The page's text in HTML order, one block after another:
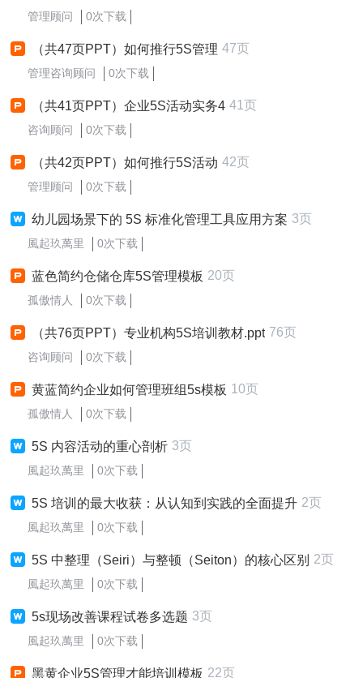
管理顾问 0次下载
（共47页PPT）如何推行5S管理 47页
管理咨询顾问 0次下载
（共41页PPT）企业5S活动实务4 41页
咨询顾问 0次下载
（共42页PPT）如何推行5S活动 42页
管理顾问 0次下载
幼儿园场景下的 5S 标准化管理工具应用方案 3页
風起玖萬里 0次下载
蓝色简约仓储仓库5S管理模板 20页
孤傲情人 0次下载
（共76页PPT）专业机构5S培训教材.ppt 76页
咨询顾问 0次下载
黄蓝简约企业如何管理班组5s模板 10页
孤傲情人 0次下载
5S 内容活动的重心剖析 3页
風起玖萬里 0次下载
5S 培训的最大收获：从认知到实践的全面提升 2页
風起玖萬里 0次下载
5S 中整理（Seiri）与整顿（Seiton）的核心区别 2页
風起玖萬里 0次下载
5s现场改善课程试卷多选题 3页
風起玖萬里 0次下载
黑黄企业5S管理才能培训模板 22页